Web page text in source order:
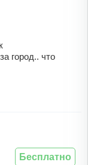
город.. что
Бесплатно